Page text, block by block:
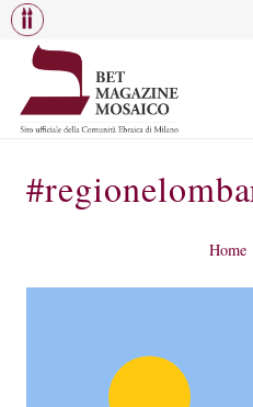
Home